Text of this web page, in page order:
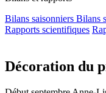
Bilans saisonniers Bilans
Rapports scientifiques
Décoration du